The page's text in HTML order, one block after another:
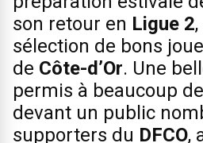
son retour en Ligue 2
sélection de bons
de Côte-d’Or. Une
permis à beaucoup
devant un public
supporters du DFCO,